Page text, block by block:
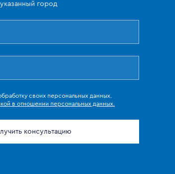
город
своих персональных данных.
в отношении персональных данных.
консультацию